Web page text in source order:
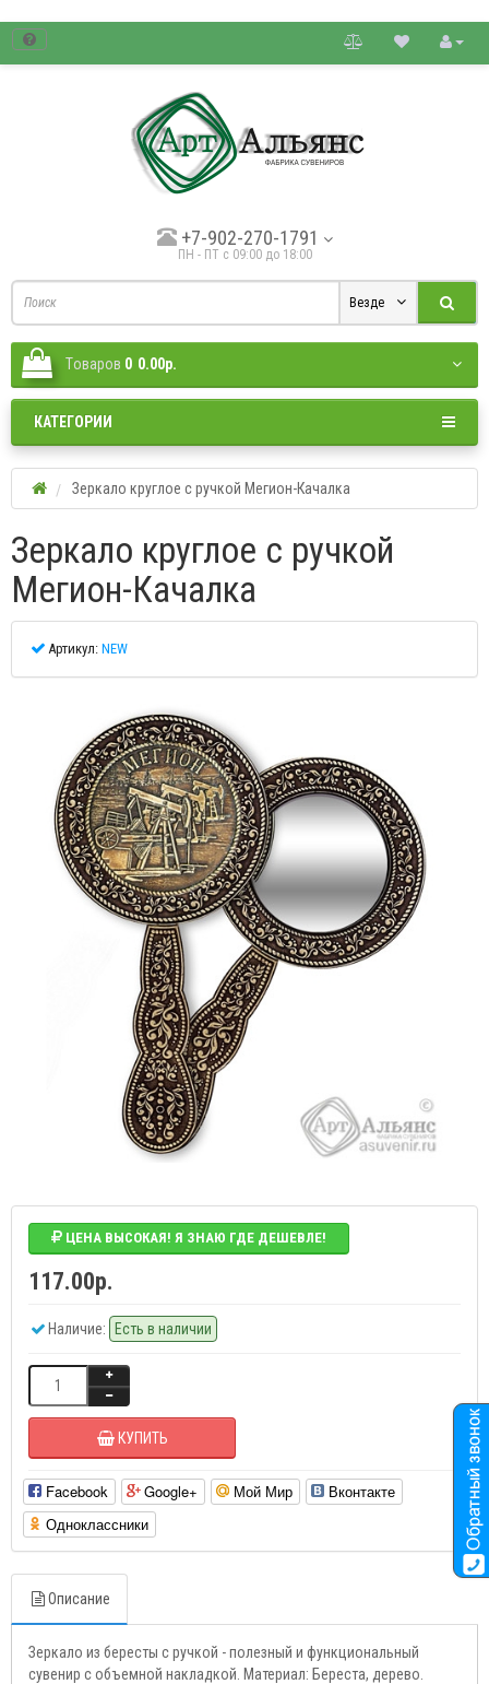
+7-902-270-1791
ПН - ПТ с 09:00 до 18:00
Везде
Tоваров 0 0.00р.
КАТЕГОРИИ
Зеркало круглое с ручкой Мегион-Качалка
Зеркало круглое с ручкой
Мегион-Качалка
Артикул: NEW
ЦЕНА ВЫСОКАЯ! Я ЗНАЮ ГДЕ ДЕШЕВЛЕ!
117.00р.
Наличие: Есть в наличии
КУПИТЬ
Facebook Google+ Мой Мир
Вконтакте
Одноклассники
Описание
Зеркало из бересты с ручкой - полезный и функциональный
сувенир с объемной накладкой. Материал: Береста, дерево.